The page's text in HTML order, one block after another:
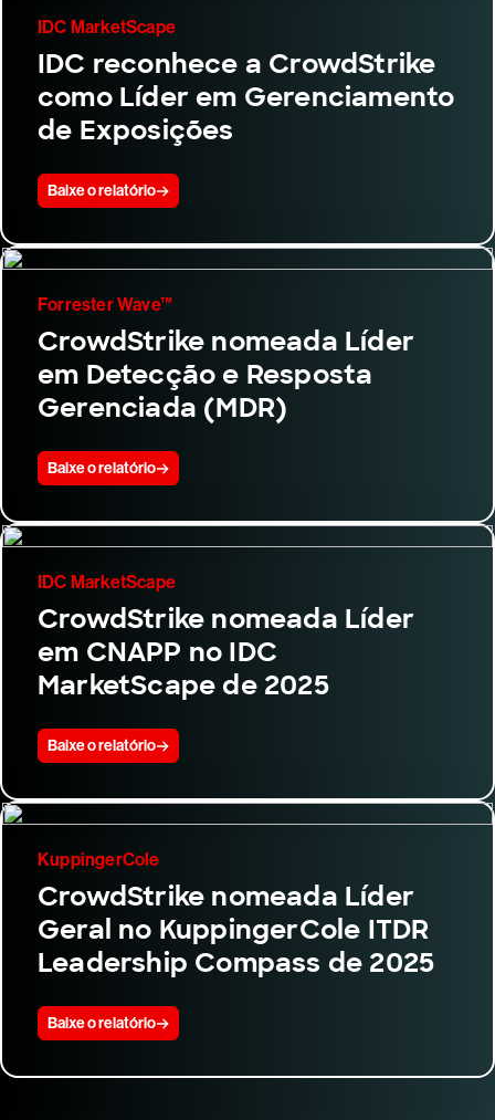
IDC MarketScape
IDC reconhece a CrowdStrike
como Líder em Gerenciamento
de Exposições
Baixe o relatório
Forrester Wave™
CrowdStrike nomeada Líder
em Detecção e Resposta
Gerenciada (MDR)
Baixe o relatório
IDC MarketScape
CrowdStrike nomeada Líder
em CNAPP no IDC
MarketScape de 2025
Baixe o relatório
KuppingerCole
CrowdStrike nomeada Líder
Geral no KuppingerCole ITDR
Leadership Compass de 2025
Baixe o relatório